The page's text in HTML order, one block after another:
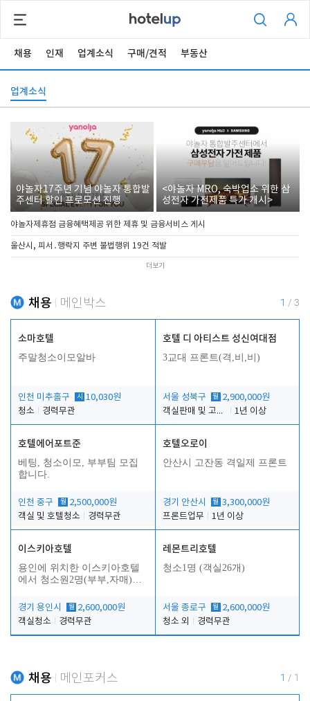
채용 인재 업계소식 구매/견적 부동산
업계소식
야놀자17주년 기념 야놀자 통합발
주센터 할인 프로모션 진행
<야놀자 MRO, 숙박업소 위한 삼
성전자 가전제품 특가 개시>
야놀자제휴점 금융혜택제공 위한 제휴 및 금융서비스 게시
울산시, 피서․행락지 주변 불법행위 19건 적발
더보기
채용 메인박스 1 / 3
소마호텔
주말청소이모알바
인천 미추홀구 시 10,030원
청소
경력무관
호텔 디 아티스트 성신여대점
3교대 프론트(격,비,비)
서울 성북구 월 2,900,000원
객실판매 및 고객응대
1년 이상
호텔에어포트준
베팅, 청소이모, 부부팀 모집
합니다.
인천 중구 월 2,500,000원
객실 및 호텔청소
경력무관
호텔오로이
안산시 고잔동 격일제 프론트
경기 안산시 월 3,300,000원
프론트업무
1년 이상
이스키아호텔
용인에 위치한 이스키아호텔
에서 청소원2명(부부,자매)을
경기 용인시
월 2,600,000원
객실청소
경력무관
레몬트리호텔
청소1명 (객실26개)
서울 종로구 월 2,600,000원
청소 외
경력무관
채용 메인포커스 1 / 1